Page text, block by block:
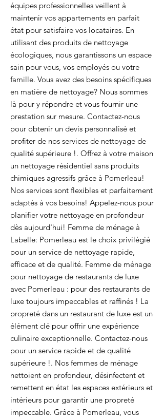
équipes professionnelles veillent à
maintenir vos appartements en parfait
état pour satisfaire vos locataires. En
utilisant des produits de nettoyage
écologiques, nous garantissons un espace
sain pour vous, vos employés ou votre
famille. Vous avez des besoins spécifiques
en matière de nettoyage? Nous sommes
là pour y répondre et vous fournir une
prestation sur mesure. Contactez-nous
pour obtenir un devis personnalisé et
profiter de nos services de nettoyage de
qualité supérieure !. Offrez à votre maison
un nettoyage résidentiel sans produits
chimiques agressifs grâce à Pomerleau!
Nos services sont flexibles et parfaitement
adaptés à vos besoins! Appelez-nous pour
planifier votre nettoyage en profondeur
dès aujourd'hui! Femme de ménage à
Labelle: Pomerleau est le choix privilégié
pour un service de nettoyage rapide,
efficace et de qualité. Femme de ménage
pour nettoyage de restaurants de luxe
avec Pomerleau : pour des restaurants de
luxe toujours impeccables et raffinés ! La
propreté dans un restaurant de luxe est un
élément clé pour offrir une expérience
culinaire exceptionnelle. Contactez-nous
pour un service rapide et de qualité
supérieure !. Nos femmes de ménage
nettoient en profondeur, désinfectent et
remettent en état les espaces extérieurs et
intérieurs pour garantir une propreté
impeccable. Grâce à Pomerleau, vous